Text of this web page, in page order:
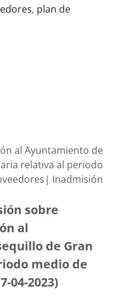
, plan de
al Ayuntamiento de
relativa al periodo
Inadmisión
sobre
al
de Gran
medio de
04-2023)